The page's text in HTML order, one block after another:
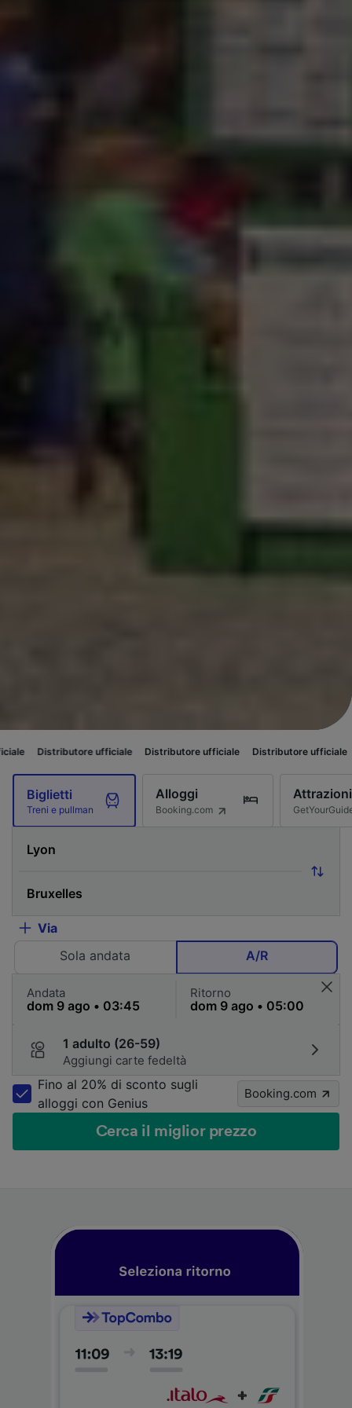
ufficiale Distributore ufficiale Distributore ufficiale Distributore
Biglietti
Treni e pullman
Alloggi
Booking.com
Attrazioni
Via
Sola andata
A/R
Andata Ritorno
1 adulto (26-59)
Aggiungi carte fedeltà
Fino al 20% di sconto sugli
alloggi con Genius
Booking.com
Cerca il miglior prezzo